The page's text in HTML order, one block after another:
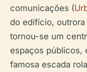
comunicações (
do edifício,
tornou-se um
espaços públicos,
famosa escada